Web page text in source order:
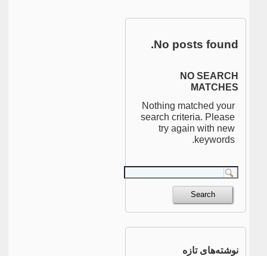
No posts found.
NO SEARCH
MATCHES
Nothing matched your
search criteria. Please
try again with new
keywords.
نوشته‌های تازه